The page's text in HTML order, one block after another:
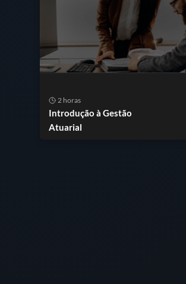
2 horas
Introdução à Gestão
Atuarial